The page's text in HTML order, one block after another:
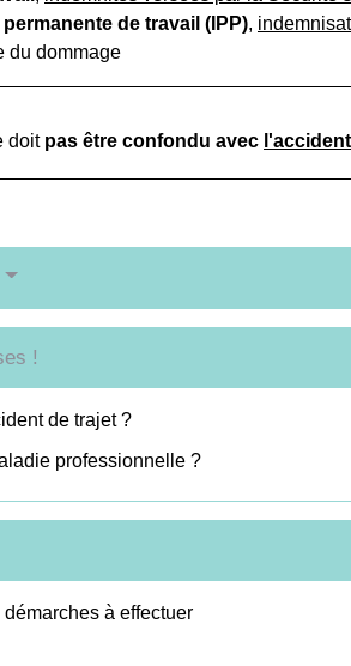
de travail (IPP),
du dommage
doit pas être confondu avec
!
de trajet ?
professionnelle ?
à effectuer